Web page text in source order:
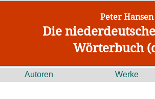
Peter Hansen
Die
Wörterbuch
Autoren Werke